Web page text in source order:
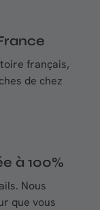
français,
de chez
à 100%
Nous
que vous